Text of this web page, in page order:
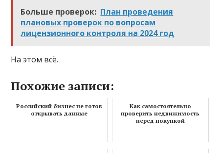
Больше проверок: План проведения
плановых проверок по вопросам
лицензионного контроля на 2024 год
На этом всё.
Похожие записи:
Российский бизнес не готов
открывать данные
Как самостоятельно
проверить недвижимость
перед покупкой